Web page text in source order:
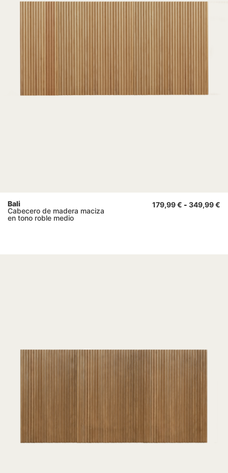
Bali
Cabecero de madera maciza
en tono roble medio
179,99€ - 349,99€